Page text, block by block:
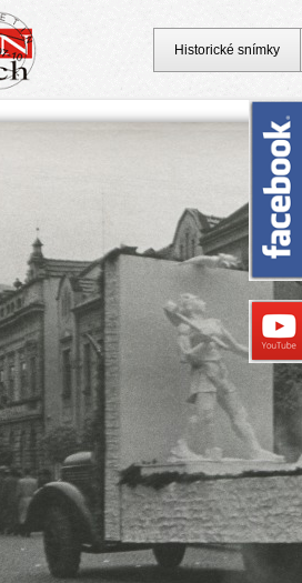
Historické snímky